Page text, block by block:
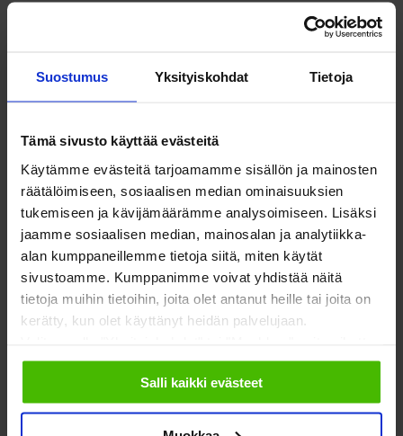
Suostumus Yksityiskohdat Tietoja
Tämä sivusto käyttää evästeitä
Käytämme evästeitä tarjoamamme sisällön ja mainosten
räätälöimiseen, sosiaalisen median ominaisuuksien
tukemiseen ja kävijämäärämme analysoimiseen. Lisäksi
jaamme sosiaalisen median, mainosalan ja analytiikka-
alan kumppaneillemme tietoja siitä, miten käytät
sivustoamme. Kumppanimme voivat yhdistää näitä
tietoja muihin tietoihin, joita olet antanut heille tai joita on
kerätty, kun olet käyttänyt heidän palvelujaan.
sallimiisi evästeisiin.
Salli kaikki evästeet
suljetaan päättyneen vuoden osalta
tilinpäätöksen osana yhtiökokousmateriaalia
ohjatusti läpi yhtiökokouksessa isännöitsijän…
LUE LISÄÄ